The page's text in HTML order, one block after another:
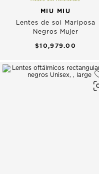
MIU MIU
Lentes de sol Mariposa
Negros Mujer
$10,979.00